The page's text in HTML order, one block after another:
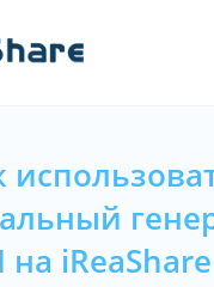
на iReaShare